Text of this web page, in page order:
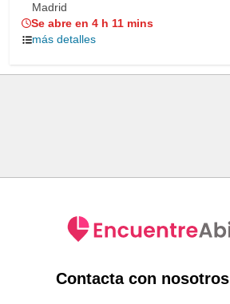
Madrid
Se abre en 4 h 11 mins
más detalles
Contacta con nosotros